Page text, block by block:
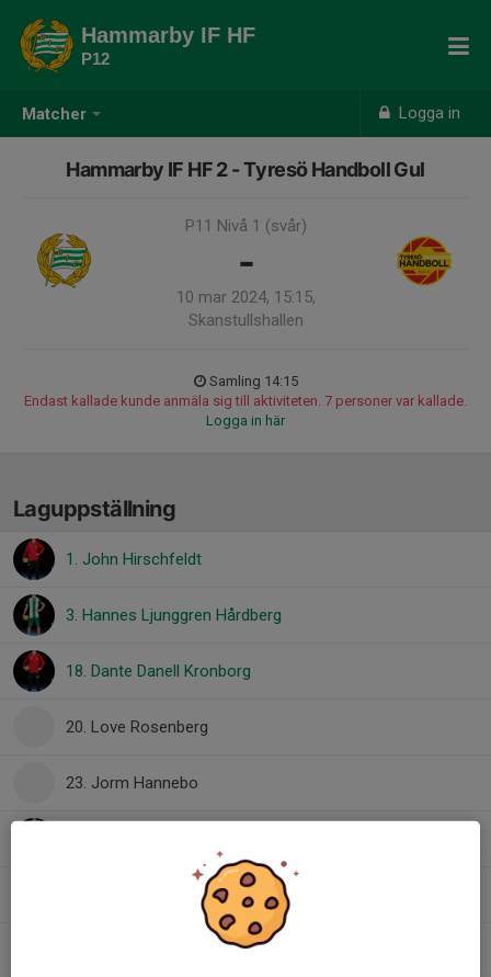
Matcher Logga in
Hammarby IF HF
P12
Hammarby IF HF 2 - Tyresö Handboll Gul
P11 Nivå 1 (svår)
-
10 mar 2024, 15:15,
Skanstullshallen
Samling 14:15
Endast kallade kunde anmäla sig till aktiviteten. 7 personer var kallade.
Logga in här
Laguppställning
1. John Hirschfeldt
3. Hannes Ljunggren Hårdberg
18. Dante Danell Kronborg
20. Love Rosenberg
23. Jorm Hannebo
25. William Bulawski Tyréus